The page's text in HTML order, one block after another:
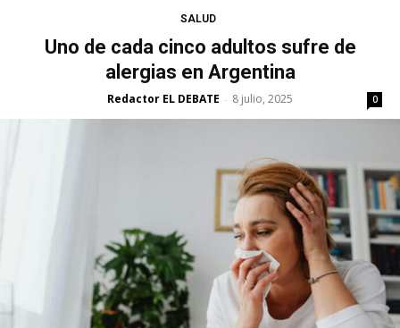
SALUD
Uno de cada cinco adultos sufre de
alergias en Argentina
Redactor EL DEBATE - 8 julio, 2025 0